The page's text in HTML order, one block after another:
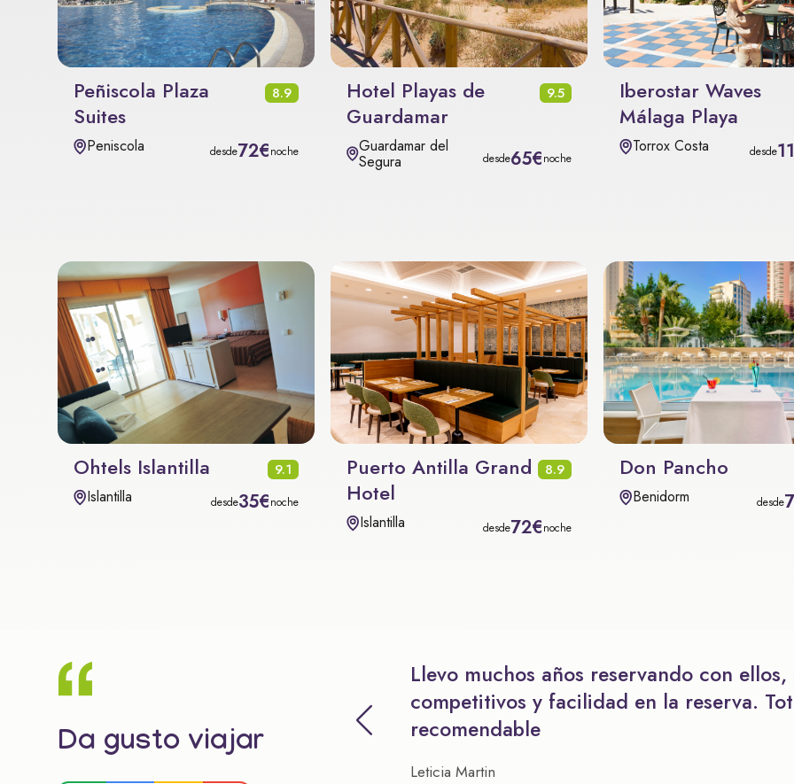
Peñiscola Plaza
Suites
8.9
Peniscola desde72€noche
Hotel Playas de
Guardamar
9.5
Guardamar del
Segura desde65€noche
Iberostar Waves
Málaga Playa
Torrox Costa desde
Ohtels Islantilla 9.1
Islantilla desde35€noche
Puerto Antilla Grand
Hotel
8.9
Islantilla desde72€noche
Don Pancho
Benidorm desde
Da gusto viajar
Llevo muchos años reservando con
competitivos y facilidad en la reserva.
recomendable
Leticia Martin